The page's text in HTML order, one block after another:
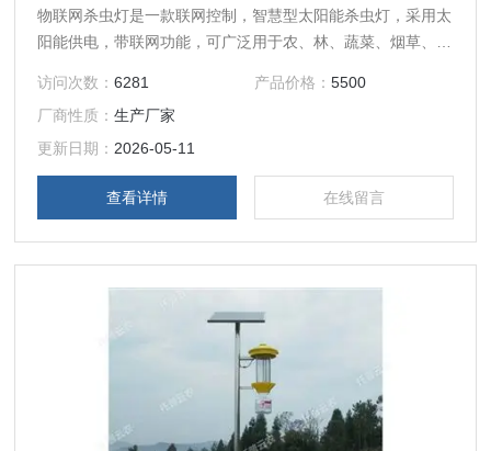
物联网杀虫灯是一款联网控制，智慧型太阳能杀虫灯，采用太
阳能供电，带联网功能，可广泛用于农、林、蔬菜、烟草、仓
被棉铃虫侵害的领域。
访问次数：6281 产品价格： 5500
厂商性质：生产厂家
更新日期： 2026-05-11
查看详情 在线留言